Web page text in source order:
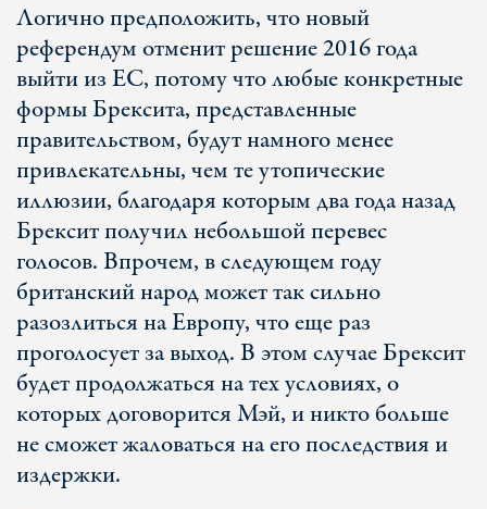
Логично предположить, что новый
референдум отменит решение 2016 года
выйти из ЕС, потому что любые конкретные
формы Брексита, представленные
правительством, будут намного менее
привлекательны, чем те утопические
иллюзии, благодаря которым два года назад
Брексит получил небольшой перевес
голосов. Впрочем, в следующем году
британский народ может так сильно
разозлиться на Европу, что еще раз
проголосует за выход. В этом случае Брексит
будет продолжаться на тех условиях, о
которых договорится Мэй, и никто больше
не сможет жаловаться на его последствия и
издержки.